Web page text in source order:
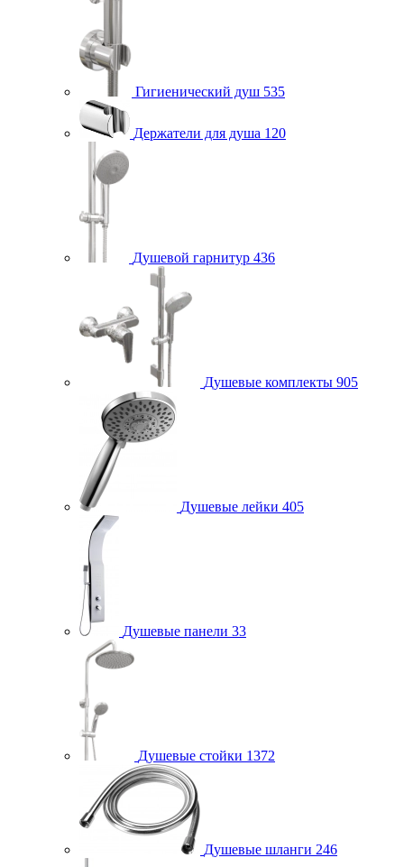
Гигиенический душ 535
Держатели для душа 120
Душевой гарнитур 436
Душевые комплекты 905
Душевые лейки 405
Душевые панели 33
Душевые стойки 1372
Душевые шланги 246